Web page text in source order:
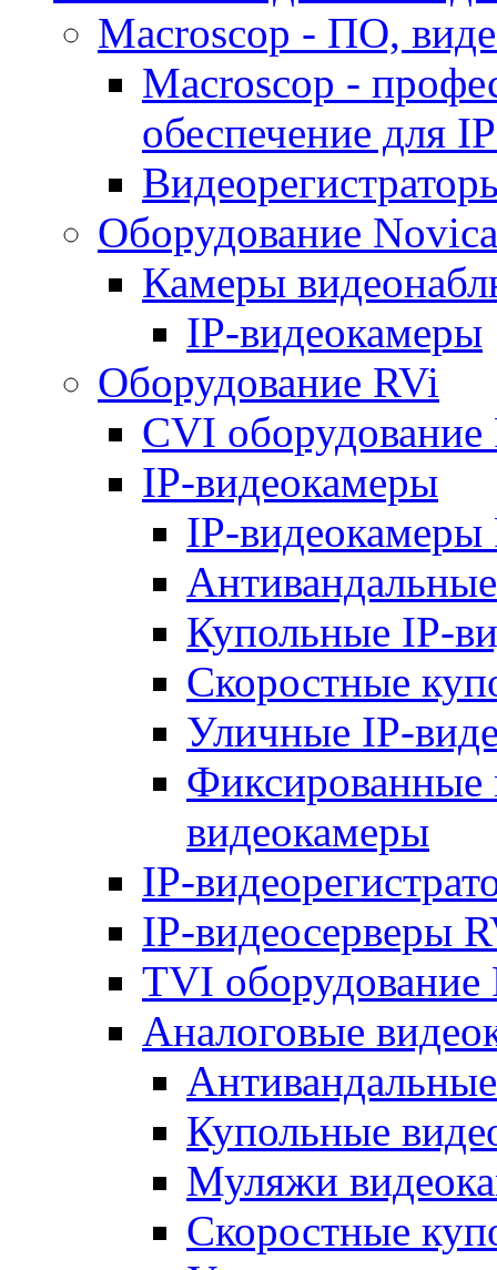
Macroscop - ПО,
Macroscop -
обеспечение для
Оборудование
Камеры
IP-видеокамеры
Оборудование RVi
CVI оборудование
IP-видеокамеры
IP-видеокамеры
Купольные IP-
Скоростные
Уличные IP-
Фиксированные
видеокамеры
IP-
IP-видеосерверы
TVI оборудование
Аналоговые
Купольные
Муляжи
Скоростные